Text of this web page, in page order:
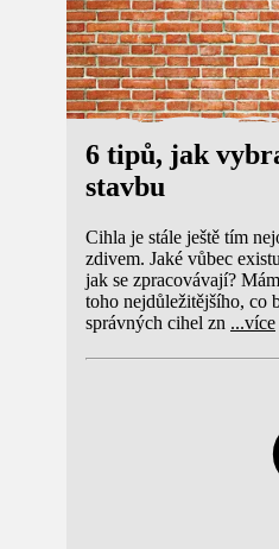
6 tipů, jak
stavbu
Cihla je stále ještě tím
zdivem. Jaké vůbec
jak se zpracovávají?
toho nejdůležitějšího, co
správných cihel zn ...více